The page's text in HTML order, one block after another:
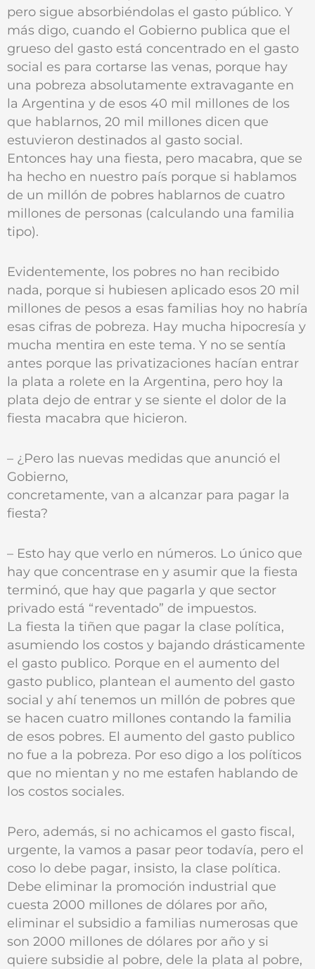
pero sigue absorbiéndolas el gasto público. Y
más digo, cuando el Gobierno publica que el
grueso del gasto está concentrado en el gasto
social es para cortarse las venas, porque hay
una pobreza absolutamente extravagante en
la Argentina y de esos 40 mil millones de los
que hablarnos, 20 mil millones dicen que
estuvieron destinados al gasto social.
Entonces hay una fiesta, pero macabra, que se
ha hecho en nuestro país porque si hablamos
de un millón de pobres hablarnos de cuatro
millones de personas (calculando una familia
tipo).
Evidentemente, los pobres no han recibido
nada, porque si hubiesen aplicado esos 20 mil
millones de pesos a esas familias hoy no habría
esas cifras de pobreza. Hay mucha hipocresía y
mucha mentira en este tema. Y no se sentía
antes porque las privatizaciones hacían entrar
la plata a rolete en la Argentina, pero hoy la
plata dejo de entrar y se siente el dolor de la
fiesta macabra que hicieron.
– ¿Pero las nuevas medidas que anunció el
Gobierno,
concretamente, van a alcanzar para pagar la
fiesta?
– Esto hay que verlo en números. Lo único que
hay que concentrase en y asumir que la fiesta
terminó, que hay que pagarla y que sector
privado está “reventado” de impuestos.
La fiesta la tiñen que pagar la clase política,
asumiendo los costos y bajando drásticamente
el gasto publico. Porque en el aumento del
gasto publico, plantean el aumento del gasto
social y ahí tenemos un millón de pobres que
se hacen cuatro millones contando la familia
de esos pobres. El aumento del gasto publico
no fue a la pobreza. Por eso digo a los políticos
que no mientan y no me estafen hablando de
los costos sociales.
Pero, además, si no achicamos el gasto fiscal,
urgente, la vamos a pasar peor todavía, pero el
coso lo debe pagar, insisto, la clase política.
Debe eliminar la promoción industrial que
cuesta 2000 millones de dólares por año,
eliminar el subsidio a familias numerosas que
son 2000 millones de dólares por año y si
quiere subsidie al pobre, dele la plata al pobre,